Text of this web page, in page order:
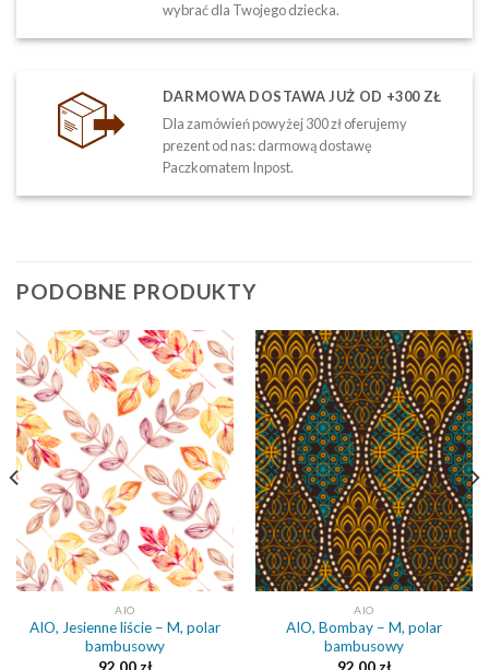
wybrać dla Twojego dziecka.
DARMOWA DOSTAWA JUŻ OD +300 ZŁ
Dla zamówień powyżej 300 zł oferujemy
prezent od nas: darmową dostawę
Paczkomatem Inpost.
PODOBNE PRODUKTY
AIO
AIO, Jesienne liście – M, polar
bambusowy
AIO
AIO, Bombay – M, polar
bambusowy